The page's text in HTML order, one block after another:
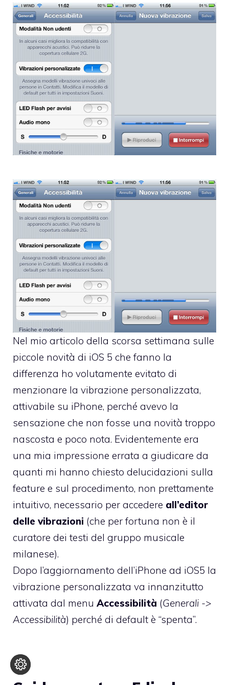
Nel mio articolo della scorsa settimana sulle
piccole novità di iOS 5 che fanno la
differenza ho volutamente evitato di
menzionare la vibrazione personalizzata,
attivabile su iPhone, perché avevo la
sensazione che non fosse una novità troppo
nascosta e poco nota. Evidentemente era
una mia impressione errata a giudicare da
quanti mi hanno chiesto delucidazioni sulla
feature e sul procedimento, non prettamente
intuitivo, necessario per accedere all’editor
delle vibrazioni (che per fortuna non è il
curatore dei testi del gruppo musicale
milanese).
Dopo l’aggiornamento dell’iPhone ad iOS5 la
vibrazione personalizzata va innanzitutto
attivata dal menu Accessibilità (Generali ->
Accessibilità) perché di default è “spenta”.